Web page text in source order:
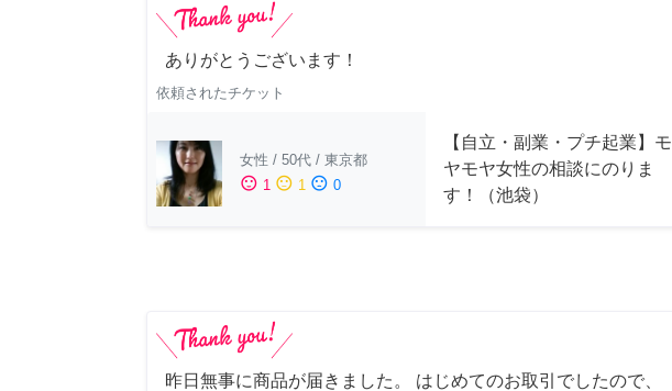
ありがとうございます！
依頼されたチケット
女性 / 50代 / 東京都
sentiment_satisfied 1 sentiment_neutral 1 sentiment_dissatisfied 0
【自立・副業・プチ起業】モ
ヤモヤ女性の相談にのりま
す！（池袋）
昨日無事に商品が届きました。 はじめてのお取引でしたので、